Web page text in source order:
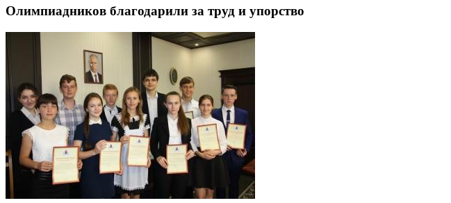
Олимпиадников благодарили за труд и упорство